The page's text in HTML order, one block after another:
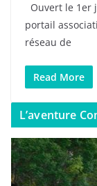
Ouvert le 1er
portail
réseau de
Read More
L’aventure